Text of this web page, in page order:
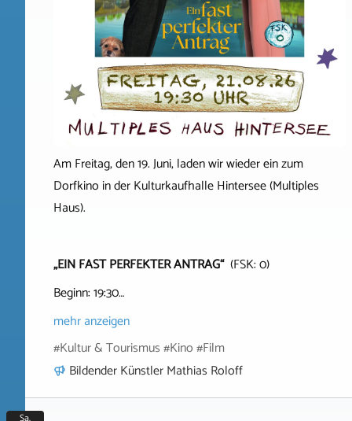
Am Freitag, den 19. Juni, laden wir wieder ein zum
Dorfkino in der Kulturkaufhalle Hintersee (Multiples
Haus).
„EIN FAST PERFEKTER ANTRAG“ (FSK: 0)
Beginn: 19:30…
mehr anzeigen
#Kultur & Tourismus #Kino #Film
Bildender Künstler Mathias Roloff